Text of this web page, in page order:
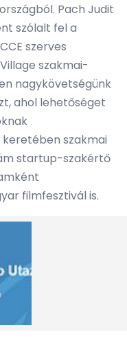
Pach Judit
szólalt fel a
szerves
szakmai-
nagykövetségünk
ahol lehetőséget
szakmai
startup-szakértő
filmfesztivál is.